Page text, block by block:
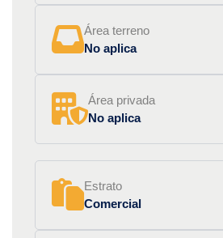
Área terreno
No aplica
Área privada
No aplica
Estrato
Comercial